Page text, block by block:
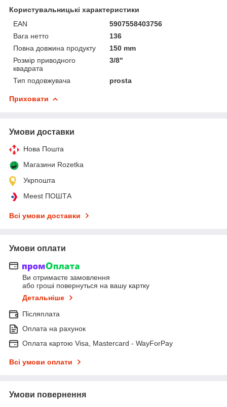
Користувальницькі характеристики
EAN
5907558403756
Вага нетто
136
Повна довжина продукту
150 mm
Розмір приводного
квадрата
3/8"
Тип подовжувача prosta
Приховати
Умови доставки
Нова Пошта
Магазини Rozetka
Укрпошта
Meest ПОШТА
Всі умови доставки
Умови оплати
Ви отримаєте замовлення
або гроші повернуться на вашу картку
Детальніше
Післяплата
Оплата на рахунок
Оплата картою Visa, Mastercard - WayForPay
Всі умови оплати
Умови повернення